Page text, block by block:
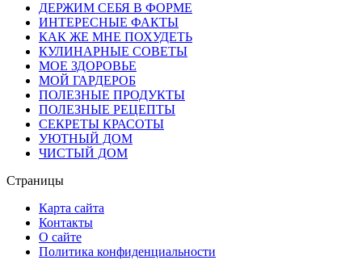
ДЕРЖИМ СЕБЯ В ФОРМЕ
ИНТЕРЕСНЫЕ ФАКТЫ
КАК ЖЕ МНЕ ПОХУДЕТЬ
КУЛИНАРНЫЕ СОВЕТЫ
МОЕ ЗДОРОВЬЕ
МОЙ ГАРДЕРОБ
ПОЛЕЗНЫЕ ПРОДУКТЫ
ПОЛЕЗНЫЕ РЕЦЕПТЫ
СЕКРЕТЫ КРАСОТЫ
УЮТНЫЙ ДОМ
ЧИСТЫЙ ДОМ
Страницы
Карта сайта
Контакты
О сайте
Политика конфиденциальности